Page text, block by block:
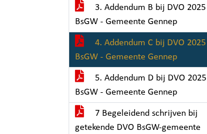
3. Addendum B bij DVO 2025
BsGW - Gemeente Gennep
4. Addendum C bij DVO 2025
BsGW - Gemeente Gennep
5. Addendum D bij DVO 2025
BsGW - Gemeente Gennep
7 Begeleidend schrijven bij
getekende DVO BsGW-gemeente